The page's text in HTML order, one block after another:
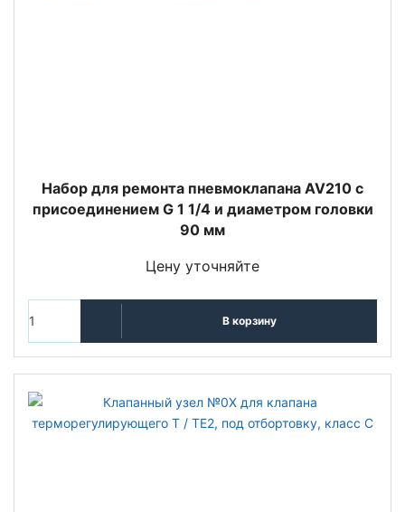
Набор для ремонта пневмоклапана AV210 с
присоединением G 1 1/4 и диаметром головки
90 мм
Цену уточняйте
В корзину